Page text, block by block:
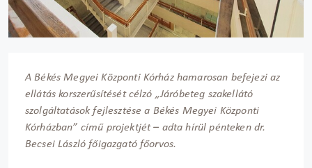
A Békés Megyei Központi Kórház hamarosan befejezi az
ellátás korszerűsítését célzó „Járóbeteg szakellátó
szolgáltatások fejlesztése a Békés Megyei Központi
Kórházban” című projektjét – adta hírül pénteken dr.
Becsei László főigazgató főorvos.